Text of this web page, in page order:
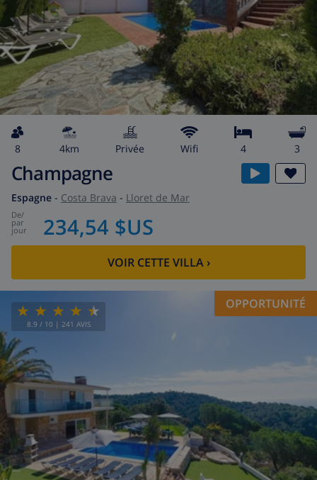
8 4km privée wifi 4 3
Champagne
Espagne - Costa Brava - Lloret de Mar
de/
par
jour 234,54 $US
VOIR CETTE VILLA›
8.9 / 10 | 241 AVIS
OPPORTUNITÉ